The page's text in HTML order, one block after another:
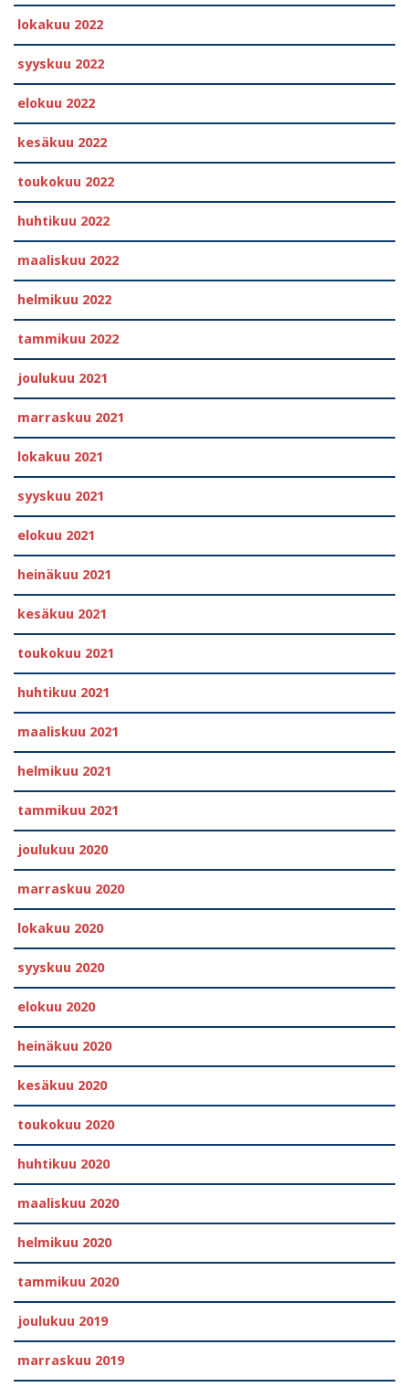
lokakuu 2022
syyskuu 2022
elokuu 2022
kesäkuu 2022
toukokuu 2022
huhtikuu 2022
maaliskuu 2022
helmikuu 2022
tammikuu 2022
joulukuu 2021
marraskuu 2021
lokakuu 2021
syyskuu 2021
elokuu 2021
heinäkuu 2021
kesäkuu 2021
toukokuu 2021
huhtikuu 2021
maaliskuu 2021
helmikuu 2021
tammikuu 2021
joulukuu 2020
marraskuu 2020
lokakuu 2020
syyskuu 2020
elokuu 2020
heinäkuu 2020
kesäkuu 2020
toukokuu 2020
huhtikuu 2020
maaliskuu 2020
helmikuu 2020
tammikuu 2020
joulukuu 2019
marraskuu 2019